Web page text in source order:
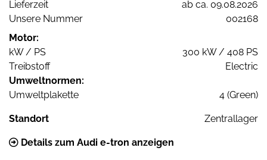
Lieferzeit
ab ca. 09.08.2026
Unsere Nummer
002168
Motor:
kW / PS
300 kW / 408 PS
Treibstoff
Electric
Umweltnormen:
Umweltplakette
4 (Green)
Standort Zentrallager
Details zum Audi e-tron anzeigen